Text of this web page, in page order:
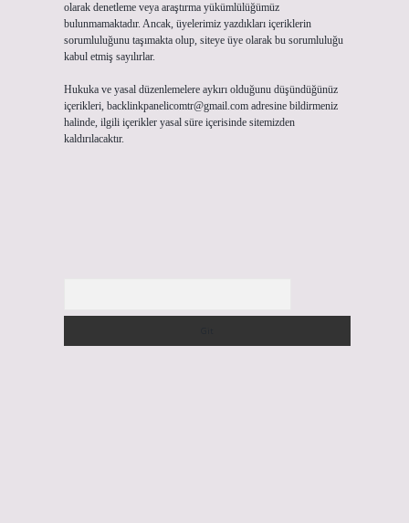
olarak denetleme veya araştırma yükümlülüğümüz
bulunmamaktadır. Ancak, üyelerimiz yazdıkları içeriklerin
sorumluluğunu taşımakta olup, siteye üye olarak bu sorumluluğu
kabul etmiş sayılırlar.
Hukuka ve yasal düzenlemelere aykırı olduğunu düşündüğünüz
içerikleri, backlinkpanelicomtr@gmail.comadresine bildirmeniz
halinde, ilgili içerikler yasal süre içerisinde sitemizden
kaldırılacaktır.